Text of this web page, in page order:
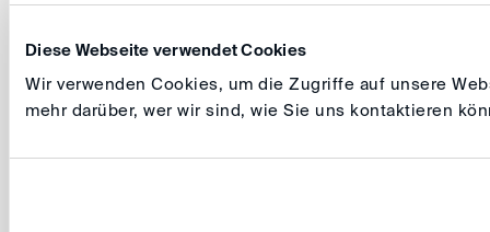
Diese Webseite verwendet Cookies
Wir verwenden Cookies, um die Zugriffe auf unsere
mehr darüber, wer wir sind, wie Sie uns kontaktieren